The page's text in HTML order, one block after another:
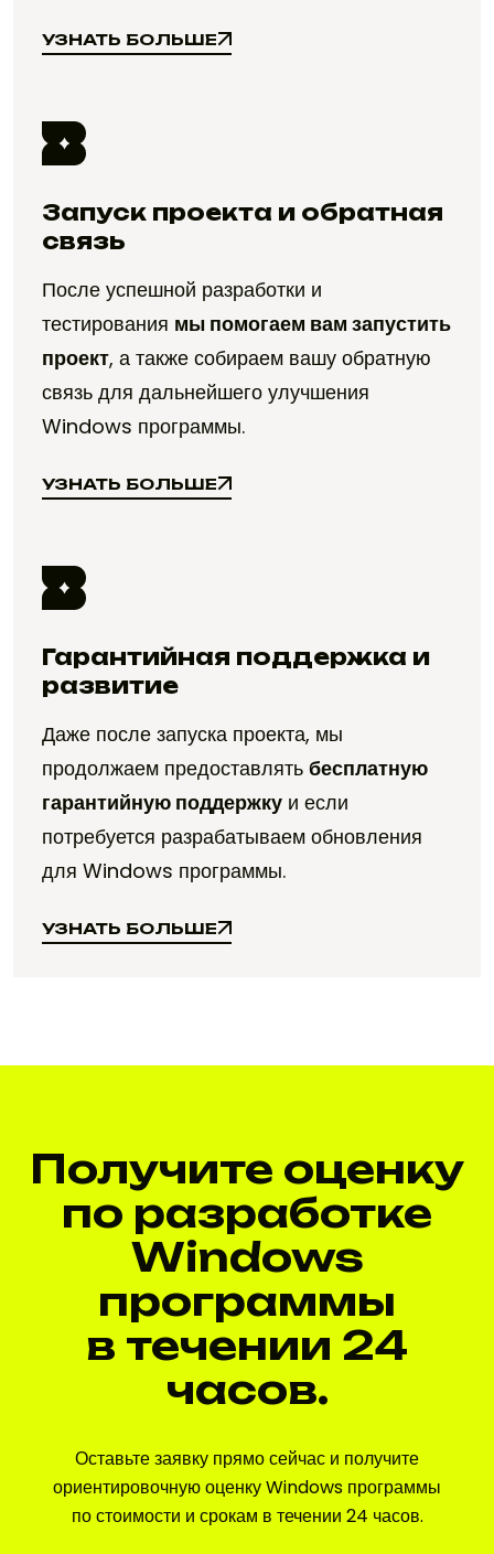
УЗНАТЬ БОЛЬШЕ
УЗНАТЬ БОЛЬШЕ
Запуск проекта и обратная
связь
После успешной разработки и
тестирования мы помогаем вам запустить
проект, а также собираем вашу обратную
связь для дальнейшего улучшения
Windows программы.
УЗНАТЬ БОЛЬШЕ
УЗНАТЬ БОЛЬШЕ
Гарантийная поддержка и
развитие
Даже после запуска проекта, мы
продолжаем предоставлять бесплатную
гарантийную поддержку и если
потребуется разрабатываем обновления
для Windows программы.
УЗНАТЬ БОЛЬШЕ
УЗНАТЬ БОЛЬШЕ
Получите оценку
по разработке
Windows
программы
в течении 24
часов.
Оставьте заявку прямо сейчас и получите
ориентировочную оценку Windows программы
по стоимости и срокам в течении 24 часов.